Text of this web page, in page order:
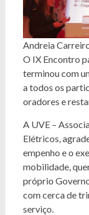
Andreia
O IX Encontro
terminou com
a todos os
oradores e
A UVE –
Elétricos,
empenho e o
mobilidade,
próprio
com cerca de
serviço.